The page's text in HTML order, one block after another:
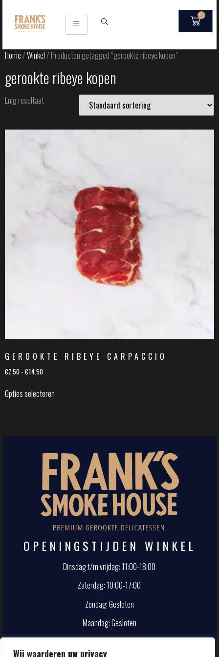
Wij waarderen uw privacy
0
Home/Winkel/ Producten getagged “gerookte ribeye kopen”
gerookte ribeye kopen
Enig resultaat
GEROOKTE RIBEYE CARPACCIO
€7.50 - €14.50
Opties selecteren
OPENINGSTIJDEN WINKEL
Dinsdag t/m vrijdag: 11:00-18:00
Zaterdag: 10:00-17:00
Zondag: Gesloten
Maandag: Gesloten
CONTACT